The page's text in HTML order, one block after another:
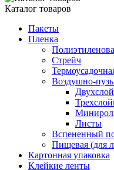
Каталог товаров
Пакеты
Пленка
Стрейч
Воздушно-
Листы
Вспененный
Пищевая (для
Картонная упаковка
Клейкие ленты